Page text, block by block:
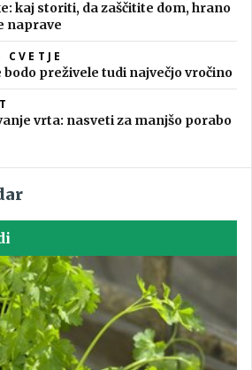
kaj storiti, da zaščitite dom, hrano
naprave
CVETJE
bodo preživele tudi največjo vročino
vrta: nasveti za manjšo porabo